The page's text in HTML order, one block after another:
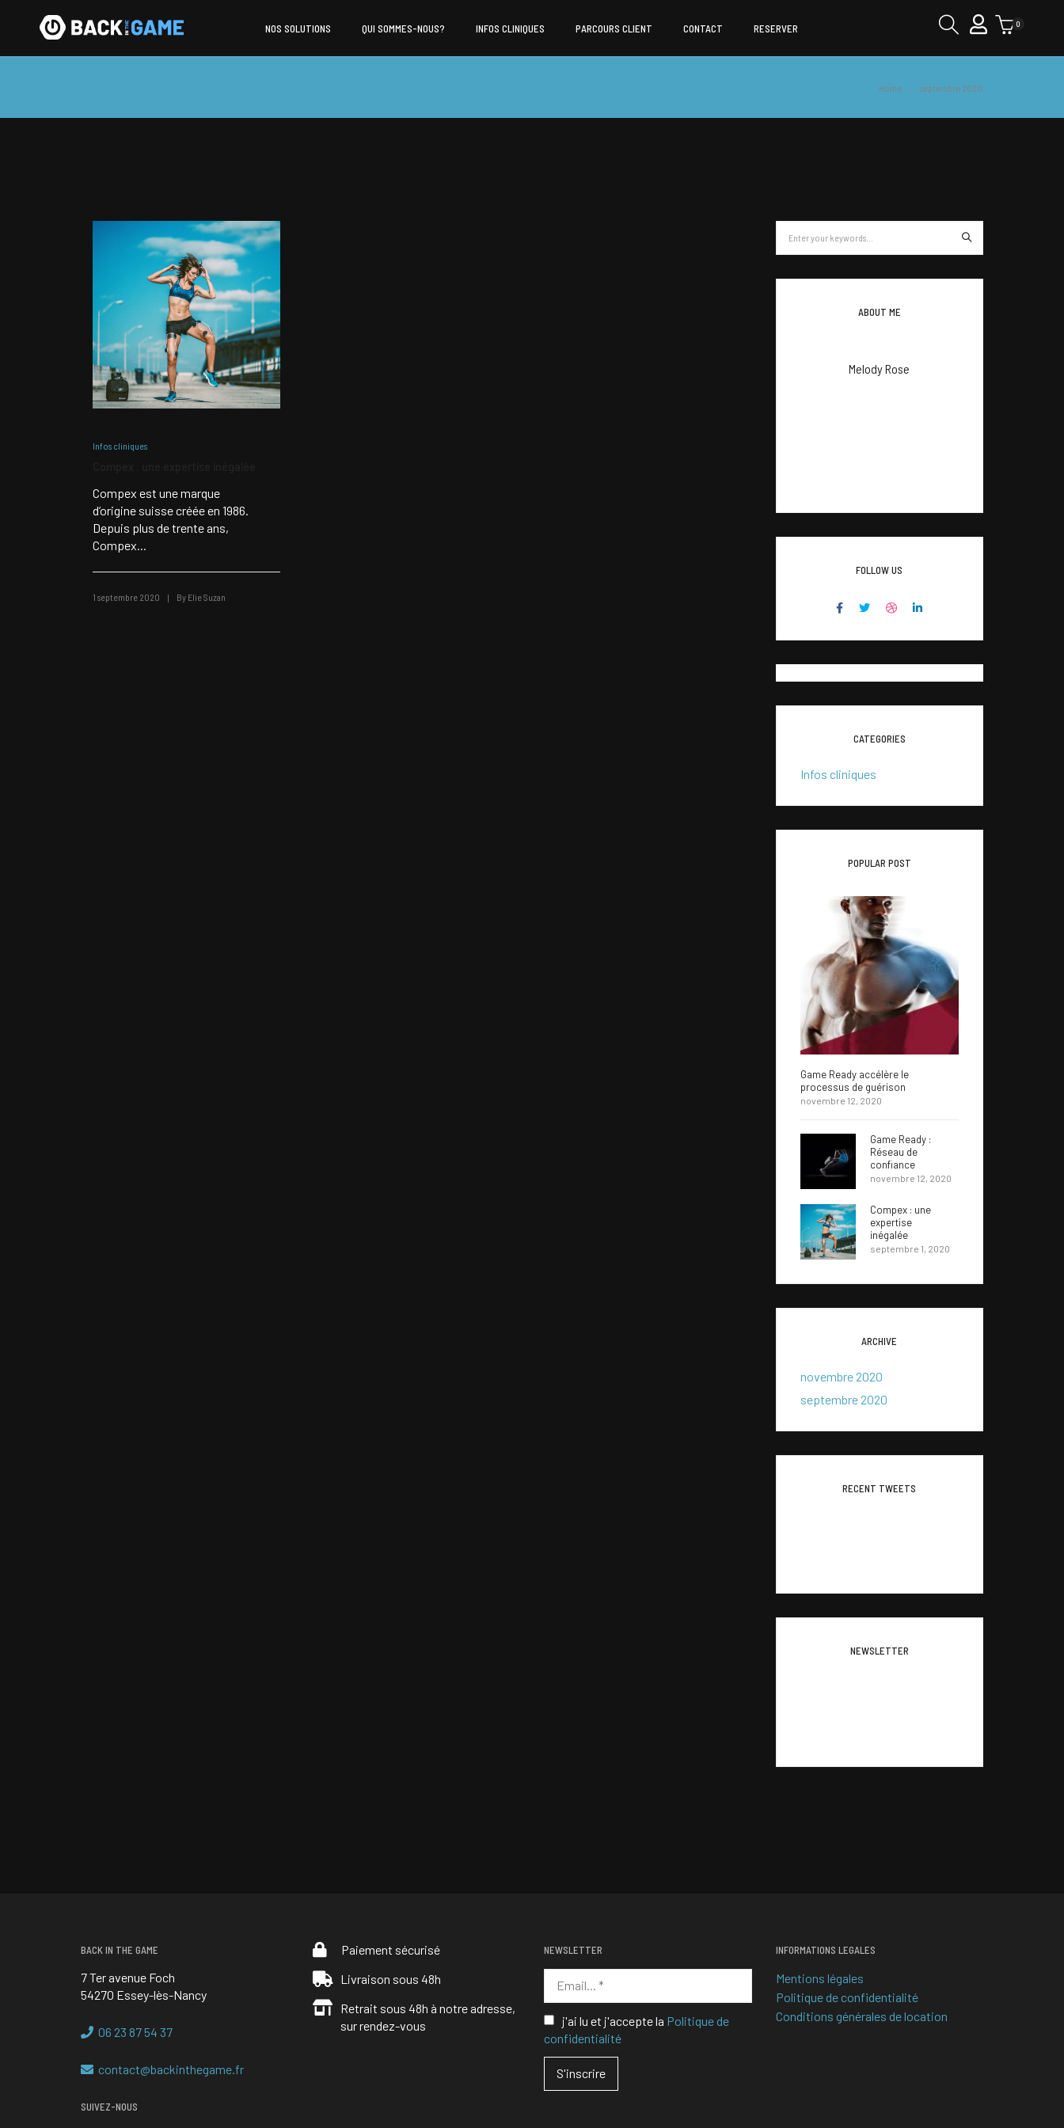
NOS SOLUTIONS QUI SOMMES-NOUS? INFOS CLINIQUES PARCOURS CLIENT CONTACT RESERVER 0
Home septembre 2020
Infos cliniques
Compex est une marque
d’origine suisse créée en 1986.
Depuis plus de trente ans,
Compex...
1 septembre 2020 | By Elie Suzan
ABOUT ME
Melody Rose
FOLLOW US
CATEGORIES
Infos cliniques
POPULAR POST
Game Ready accélère le
processus de guérison
novembre 12, 2020
Game Ready :
Réseau de
confiance
novembre 12, 2020
Compex : une
expertise
inégalée
septembre 1, 2020
ARCHIVE
novembre 2020
septembre 2020
RECENT TWEETS
NEWSLETTER
BACK IN THE GAME
7 Ter avenue Foch
54270 Essey-lès-Nancy
06 23 87 54 37
contact@backinthegame.fr
SUIVEZ-NOUS
Paiement sécurisé
Livraison sous 48h
Retrait sous 48h à notre adresse,
sur rendez-vous
NEWSLETTER
j'ai lu et j'accepte la Politique de
confidentialité
INFORMATIONS LEGALES
Mentions légales
Politique de confidentialité
Conditions générales de location